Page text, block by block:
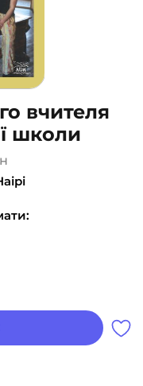
вчителя
школи